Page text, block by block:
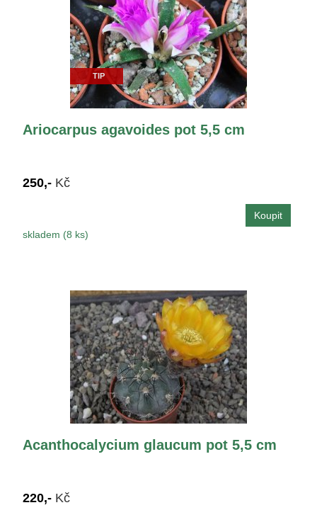
TIP
Ariocarpus agavoides pot 5,5 cm
250,- Kč
skladem (8 ks)
Acanthocalycium glaucum pot 5,5 cm
220,- Kč